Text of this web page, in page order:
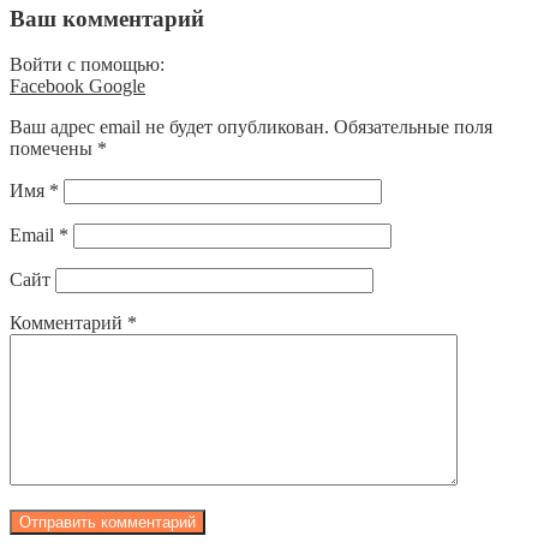
Ваш комментарий
Войти с помощью:
Facebook Google
Ваш адрес email не будет опубликован. Обязательные поля
помечены *
Имя *
Email *
Сайт
Комментарий *